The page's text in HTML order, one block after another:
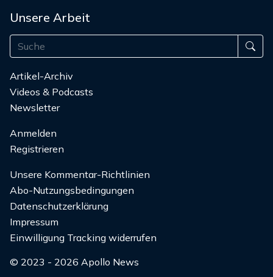
Unsere Arbeit
Artikel-Archiv
Videos & Podcasts
Newsletter
Anmelden
Registrieren
Unsere Kommentar-Richtlinien
Abo-Nutzungsbedingungen
Datenschutzerklärung
Impressum
Einwilligung Tracking widerrufen
© 2023 - 2026 Apollo News